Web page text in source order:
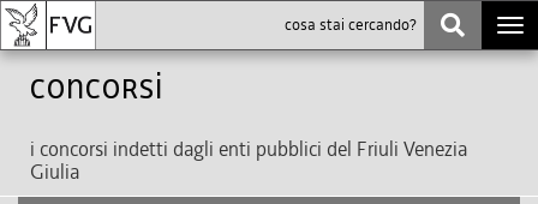
Concorsi
i concorsi indetti dagli enti pubblici del Friuli Venezia
Giulia